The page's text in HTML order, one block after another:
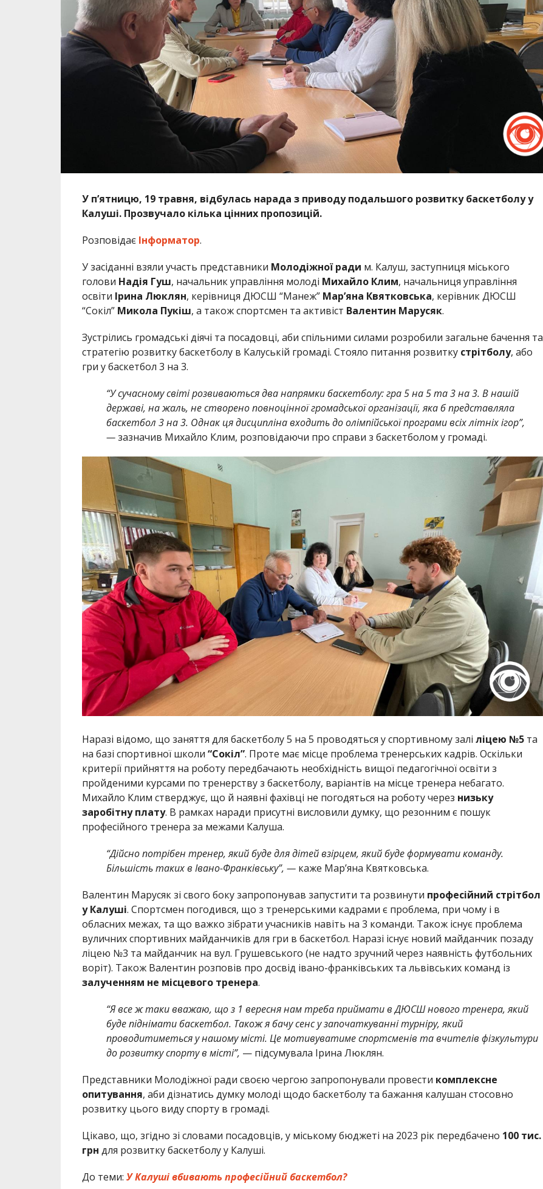
У п’ятницю, 19 травня, відбулась нарада з приводу подальшого розвитку баскетболу у
Калуші. Прозвучало кілька цінних пропозицій.
Розповідає Інформатор.
У засіданні взяли участь представники Молодіжної ради м. Калуш, заступниця міського
голови Надія Гуш, начальник управління молоді Михайло Клим, начальниця управління
освіти Ірина Люклян, керівниця ДЮСШ “Манеж” Мар’яна Квятковська, керівник ДЮСШ
“Сокіл” Микола Пукіш, а також спортсмен та активіст Валентин Марусяк.
Зустрілись громадські діячі та посадовці, аби спільними силами розробили загальне бачення та
стратегію розвитку баскетболу в Калуській громаді. Стояло питання розвитку стрітболу, або
гри у баскетбол 3 на 3.
“У сучасному світі розвиваються два напрямки баскетболу: гра 5 на 5 та 3 на 3. В нашій
державі, на жаль, не створено повноцінної громадської організації, яка б представляла
баскетбол 3 на 3. Однак ця дисципліна входить до олімпійської програми всіх літніх ігор”,
—зазначив Михайло Клим, розповідаючи про справи з баскетболом у громаді.
Наразі відомо, що заняття для баскетболу 5 на 5 проводяться у спортивному залі ліцею №5та
на базі спортивної школи “Сокіл”. Проте має місце проблема тренерських кадрів. Оскільки
критерії прийняття на роботу передбачають необхідність вищої педагогічної освіти з
пройденими курсами по тренерству з баскетболу, варіантів на місце тренера небагато.
Михайло Клим стверджує, що й наявні фахівці не погодяться на роботу через низьку
заробітну плату. В рамках наради присутні висловили думку, що резонним є пошук
професійного тренера за межами Калуша.
“Дійсно потрібен тренер, який буде для дітей взірцем, який буде формувати команду.
Більшість таких в Івано-Франківську”, — каже Мар’яна Квятковська.
Валентин Марусяк зі свого боку запропонував запустити та розвинути професійний стрітбол
у Калуші. Спортсмен погодився, що з тренерськими кадрами є проблема, при чому і в
обласних межах, та що важко зібрати учасників навіть на 3 команди. Також існує проблема
вуличних спортивних майданчиків для гри в баскетбол. Наразі існує новий майданчик позаду
ліцею №3 та майданчик на вул. Грушевського (не надто зручний через наявність футбольних
воріт). Також Валентин розповів про досвід івано-франківських та львівських команд із
залученням не місцевого тренера.
“Я все ж таки вважаю, що з 1 вересня нам треба приймати в ДЮСШ нового тренера, який
буде піднімати баскетбол. Також я бачу сенс у започаткуванні турніру, який
проводитиметься у нашому місті. Це мотивуватиме спортсменів та вчителів фізкультури
до розвитку спорту в місті”, — підсумувала Ірина Люклян.
Представники Молодіжної ради своєю чергою запропонували провести комплексне
опитування, аби дізнатись думку молоді щодо баскетболу та бажання калушан стосовно
розвитку цього виду спорту в громаді.
Цікаво, що, згідно зі словами посадовців, у міському бюджеті на 2023 рік передбачено 100 тис.
грн для розвитку баскетболу у Калуші.
До теми: У Калуші вбивають професійний баскетбол?